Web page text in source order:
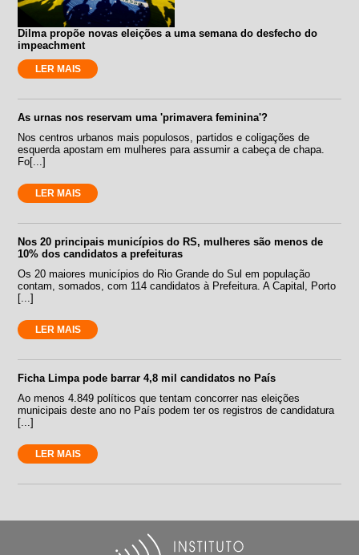
Dilma propõe novas eleições a uma semana do desfecho do
impeachment
LER MAIS
As urnas nos reservam uma 'primavera feminina'?
Nos centros urbanos mais populosos, partidos e coligações de
esquerda apostam em mulheres para assumir a cabeça de chapa.
Fo[...]
LER MAIS
Nos 20 principais municípios do RS, mulheres são menos de
10% dos candidatos a prefeituras
Os 20 maiores municípios do Rio Grande do Sul em população
contam, somados, com 114 candidatos à Prefeitura. A Capital, Porto
[...]
LER MAIS
Ficha Limpa pode barrar 4,8 mil candidatos no País
Ao menos 4.849 políticos que tentam concorrer nas eleições
municipais deste ano no País podem ter os registros de candidatura
[...]
LER MAIS